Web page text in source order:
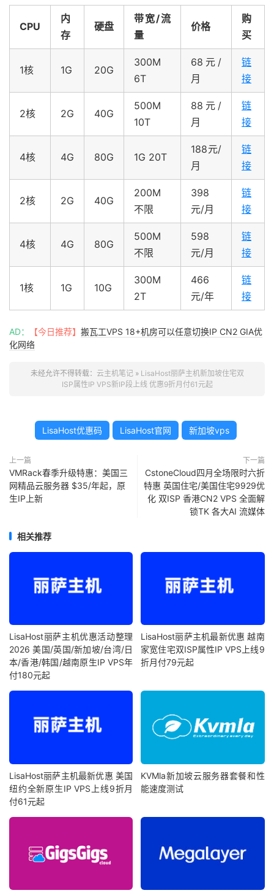
CPU
内
存
硬盘
带宽/流
量
价格
购
买
1核 1G 20G
300M
6T
68元/
月
链
接
2核 2G 40G
500M
10T
88元/
月
链
接
4核 4G 80G 1G 20T
188元/
月
链
接
2核 2G 40G
200M
不限
398
元/月
链
接
4核 4G 80G
500M
不限
598
元/月
链
接
1核 1G 10G
300M
2T
466
元/年
链
接
AD： 【今日推荐】 搬瓦工VPS 18+机房可以任意切换IP CN2 GIA优
化网络
未经允许不得转载： 云主机笔记» LisaHost丽萨主机新加坡住宅双
ISP属性IP VPS新IP段上线 优惠9折月付61元起
LisaHost优惠码 LisaHost官网 新加坡vps
上一篇
VMRack春季升级特惠：美国三
网精品云服务器 $35/年起，原
生IP上新
下一篇
CstoneCloud四月全场限时六折
特惠 英国住宅/美国住宅9929优
化 双ISP 香港CN2 VPS 全面解
锁TK 各大AI 流媒体
相关推荐
LisaHost丽萨主机优惠活动整理
2026 美国/英国/新加坡/台湾/日
本/香港/韩国/越南原生IP VPS年
付180元起
LisaHost丽萨主机最新优惠 越南
家宽住宅双ISP属性IP VPS上线9
折月付79元起
LisaHost丽萨主机最新优惠 美国
纽约全新原生IP VPS上线9折月
付61元起
KVMla新加坡云服务器套餐和性
能速度测试